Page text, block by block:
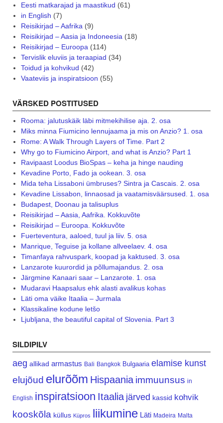
Eesti matkarajad ja maastikud (61)
in English (7)
Reisikirjad – Aafrika (9)
Reisikirjad – Aasia ja Indoneesia (18)
Reisikirjad – Euroopa (114)
Tervislik eluviis ja teraapiad (34)
Toidud ja kohvikud (42)
Vaateviis ja inspiratsioon (55)
VÄRSKED POSTITUSED
Rooma: jalutuskäik läbi mitmekihilise aja. 2. osa
Miks minna Fiumicino lennujaama ja mis on Anzio? 1. osa
Rome: A Walk Through Layers of Time. Part 2
Why go to Fiumicino Airport, and what is Anzio? Part 1
Ravipaast Loodus BioSpas – keha ja hinge nauding
Kevadine Porto, Fado ja ookean. 3. osa
Mida teha Lissaboni ümbruses? Sintra ja Cascais. 2. osa
Kevadine Lissabon, linnaosad ja vaatamisväärsused. 1. osa
Budapest, Doonau ja talisuplus
Reisikirjad – Aasia, Aafrika. Kokkuvõte
Reisikirjad – Euroopa. Kokkuvõte
Fuerteventura, aaloed, tuul ja liiv. 5. osa
Manrique, Teguise ja kollane allveelaev. 4. osa
Timanfaya rahvuspark, koopad ja kaktused. 3. osa
Lanzarote kuurordid ja põllumajandus. 2. osa
Järgmine Kanaari saar – Lanzarote. 1. osa
Mudaravi Haapsalus ehk alasti avalikus kohas
Läti oma väike Itaalia – Jurmala
Klassikaline kodune letšo
Ljubljana, the beautiful capital of Slovenia. Part 3
SILDIPILV
aeg allikad armastus Bali Bangkok Bulgaaria elamise kunst
elujõud elurõõm Hispaania immuunsus in
English inspiratsioon Itaalia järved kassid kohvik
kooskõla küllus Küpros liikumine Läti Madeira Malta